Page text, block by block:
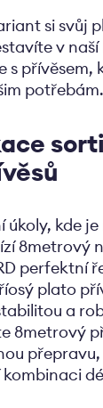
si svůj
v
s přívěsem,
potřebám.
úkoly, kde
8metrový
perfektní
plato
a
8metrový